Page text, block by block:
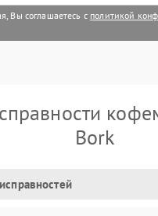
Вы соглашаетесь с политикой
Bork